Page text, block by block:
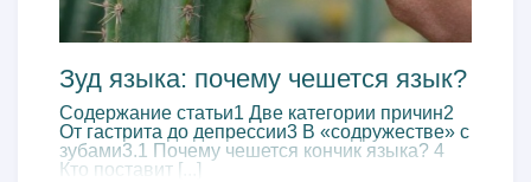
Зуд языка: почему чешется язык?
Содержание статьи1 Две категории причин2
От гастрита до депрессии3 В «содружестве» с
зубами3.1 Почему чешется кончик языка? 4
Кто поставит [...]